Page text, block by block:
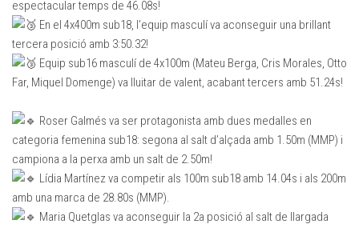
espectacular temps de 46.08s!
En el 4x400m sub18, l’equip masculí va aconseguir una brillant
tercera posició amb 3:50.32!
Equip sub16 masculí de 4x100m (Mateu Berga, Cris Morales, Otto
Far, Miquel Domenge) va lluitar de valent, acabant tercers amb 51.24s!
Roser Galmés va ser protagonista amb dues medalles en
categoria femenina sub18: segona al salt d’alçada amb 1.50m (MMP) i
campiona a la perxa amb un salt de 2.50m!
Lídia Martínez va competir als 100m sub18 amb 14.04s i als 200m
amb una marca de 28.80s (MMP).
Maria Quetglas va aconseguir la 2a posició al salt de llargada